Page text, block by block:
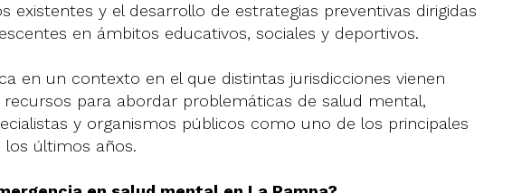
existentes y el desarrollo de estrategias preventivas dirigidas
en ámbitos educativos, sociales y deportivos.
en un contexto en el que distintas jurisdicciones vienen
para abordar problemáticas de salud mental,
y organismos públicos como uno de los principales
los últimos años.